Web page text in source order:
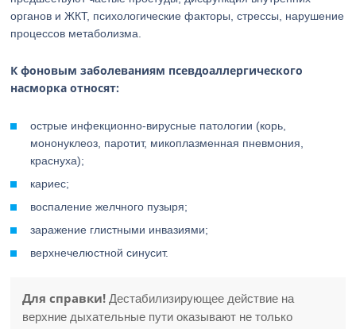
органов и ЖКТ, психологические факторы, стрессы, нарушение
процессов метаболизма.
К фоновым заболеваниям псевдоаллергического
насморка относят:
острые инфекционно-вирусные патологии (корь,
мононуклеоз, паротит, микоплазменная пневмония,
краснуха);
кариес;
воспаление желчного пузыря;
заражение глистными инвазиями;
верхнечелюстной синусит.
Для справки! Дестабилизирующее действие на
верхние дыхательные пути оказывают не только